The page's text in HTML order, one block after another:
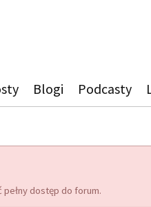
Blogi Podcasty
pełny dostęp do forum.